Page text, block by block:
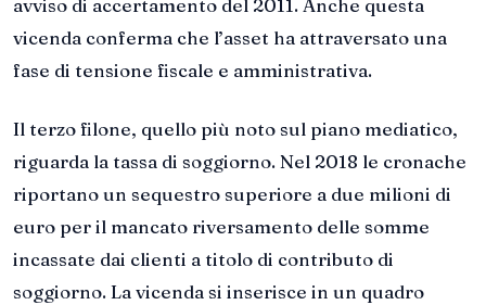
avviso di accertamento del 2011. Anche questa
vicenda conferma che l’asset ha attraversato una
fase di tensione fiscale e amministrativa.
Il terzo filone, quello più noto sul piano mediatico,
riguarda la tassa di soggiorno. Nel 2018 le cronache
riportano un sequestro superiore a due milioni di
euro per il mancato riversamento delle somme
incassate dai clienti a titolo di contributo di
soggiorno. La vicenda si inserisce in un quadro